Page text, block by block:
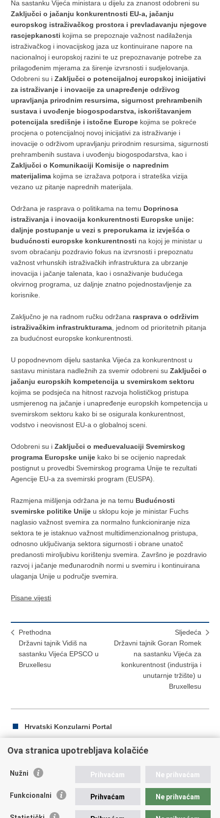
Na sastanku Vijeća ministara u dijelu za znanost odobreni su
Zaključci o jačanju konkurentnosti EU-a, jačanju
europskog istraživačkog prostora i prevladavanju njegove
rascjepkanosti kojima se prepoznaje važnost nadilaženja
istraživačkog i inovacijskog jaza uz kontinuirane napore na
nacionalnoj i europskoj razini te uz prepoznavanje potrebe za
prilagođenim mjerama za širenje izvrsnosti i sudjelovanja.
Odobreni su i Zaključci o potencijalnoj europskoj inicijativi
za istraživanje i inovacije za unapređenje održivog
upravljanja prirodnim resursima, sigurnost prehrambenih
sustava i uvođenje biogospodarstva, iskorištavanjem
potencijala središnje i istočne Europe kojima se pokreće
procjena o potencijalnoj novoj inicijativi za istraživanje i
inovacije o održivom upravljanju prirodnim resursima, sigurnosti
prehrambenih sustava i uvođenju biogospodarstva, kao i
Zaključci o Komunikaciji Komisije o naprednim
materijalima kojima se izražava potpora i strateška vizija
vezano uz pitanje naprednih materijala.
Održana je rasprava o politikama na temu Doprinosa
istraživanja i inovacija konkurentnosti Europske unije:
daljnje postupanje u vezi s preporukama iz izvješća o
budućnosti europske konkurentnosti na kojoj je ministar u
svom obraćanju pozdravio fokus na izvrsnosti i prepoznatu
važnost vrhunskih istraživačkih infrastruktura za ubrzanje
inovacija i jačanje talenata, kao i osnaživanje budućega
okvirnog programa, uz daljnje znatno pojednostavljenje za
korisnike.
Zaključno je na radnom ručku održana rasprava o održivim
istraživačkim infrastrukturama , jednom od prioritetnih pitanja
za budućnost europske konkurentnosti.
U popodnevnom dijelu sastanka Vijeća za konkurentnost u
sastavu ministara nadležnih za svemir odobreni suZaključci o
jačanju europskih kompetencija u svemirskom sektoru
kojima se podsjeća na hitnost razvoja holističkog pristupa
usmjerenog na jačanje i unapređenje europskih kompetencija u
svemirskom sektoru kako bi se osigurala konkurentnost,
vodstvo i neovisnost EU-a o globalnoj sceni.
Odobreni su iZaključci o međuevaluaciji Svemirskog
programa Europske unije kako bi se ocijenio napredak
postignut u provedbi Svemirskog programa Unije te rezultati
Agencije EU-a za svemirski program (EUSPA).
Razmjena mišljenja održana je na temu Budućnosti
svemirske politike Unije u sklopu koje je ministar Fuchs
naglasio važnost svemira za normalno funkcioniranje niza
sektora te je istaknuo važnost multidimenzionalnog pristupa,
odnosno uključivanja sektora sigurnosti i obrane unatoč
predanosti miroljubivu korištenju svemira. Završno je pozdravio
razvoj i jačanje međunarodnih normi u svemiru i kontinuirana
ulaganja Unije u područje svemira.
Pisane vijesti
Prethodna
Državni tajnik Vidiš na
sastanku Vijeća EPSCO u
Bruxellesu
Sljedeća
Državni tajnik Goran Romek
na sastanku Vijeća za
konkurentnost (industrija i
unutarnje tržište) u
Bruxellesu
Hrvatski Konzularni Portal
Ispiši
Podijeli
Facebooku
Twitteru
Republika Hrvatska
Ova stranica upotrebljava kolačiće
Nužni Prihvaćam Ne prihvaćam
Funkcionalni Prihvaćam Ne prihvaćam